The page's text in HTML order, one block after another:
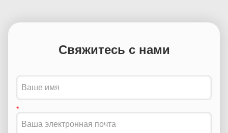
Свяжитесь с нами